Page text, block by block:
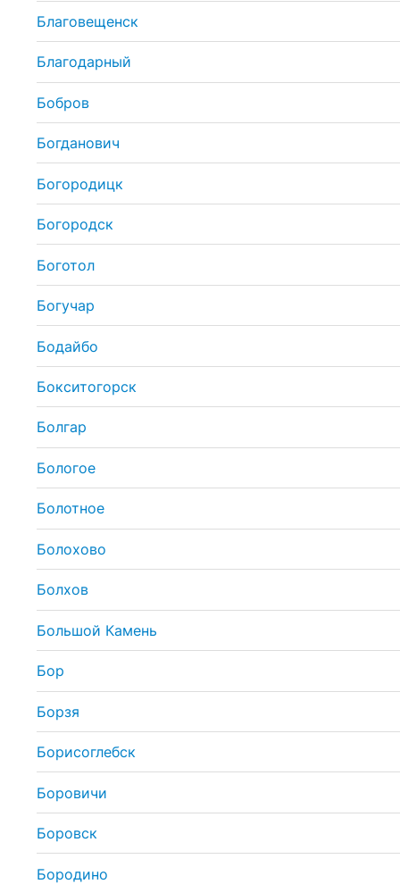
Благовещенск
Благодарный
Бобров
Богданович
Богородицк
Богородск
Боготол
Богучар
Бодайбо
Бокситогорск
Болгар
Бологое
Болотное
Болохово
Болхов
Большой Камень
Бор
Борзя
Борисоглебск
Боровичи
Боровск
Бородино